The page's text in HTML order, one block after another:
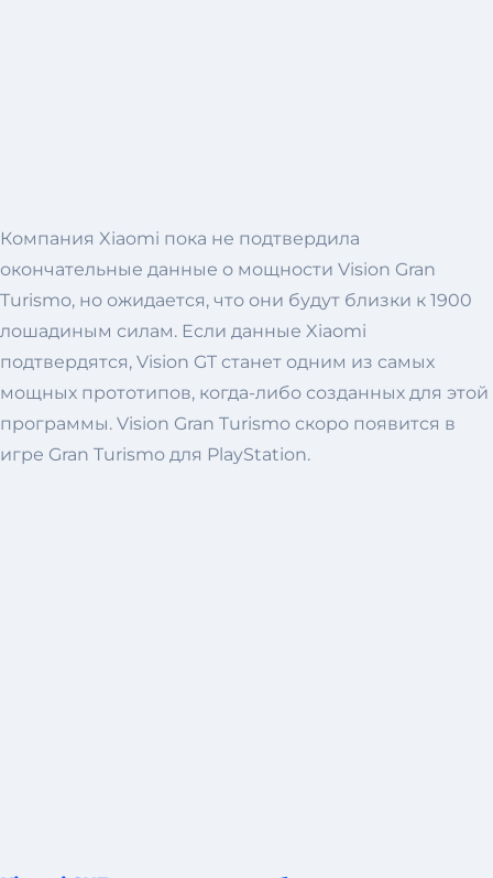
Компания Xiaomi пока не подтвердила
окончательные данные о мощности Vision Gran
Turismo, но ожидается, что они будут близки к 1900
лошадиным силам. Если данные Xiaomi
подтвердятся, Vision GT станет одним из самых
мощных прототипов, когда-либо созданных для этой
программы. Vision Gran Turismo скоро появится в
игре Gran Turismo для PlayStation.